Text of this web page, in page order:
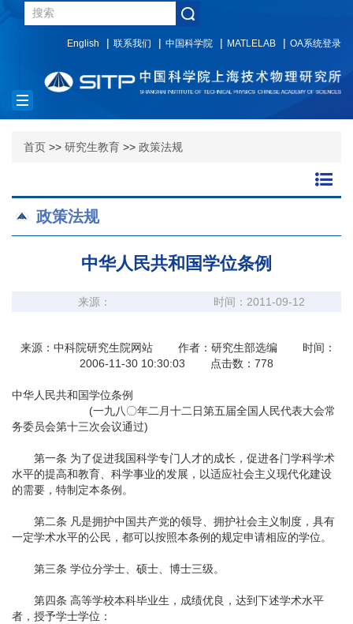
English 联系我们 中国科学院 MATLELAB OA系统登录
Toggle
navigation
首页 >> 研究生教育 >> 政策法规
政策法规
中华人民共和国学位条例
来源： 时间：2011-09-12
来源：中科院研究生院网站 作者：研究生部选编 时间：
2006-11-30 10:30:03 点击数：778
中华人民共和国学位条例
(一九八〇年二月十二日第五届全国人民代表大会常
务委员会第十三次会议通过)
第一条 为了促进我国科学专门人才的成长，促进各门学科学术
水平的提高和教育、科学事业的发展，以适应社会主义现代化建设
的需要，特制定本条例。
第二条 凡是拥护中国共产党的领导、拥护社会主义制度，具有
一定学术水平的公民，都可以按照本条例的规定申请相应的学位。
第三条 学位分学士、硕士、博士三级。
第四条 高等学校本科毕业生，成绩优良，达到下述学术水平
者，授予学士学位：